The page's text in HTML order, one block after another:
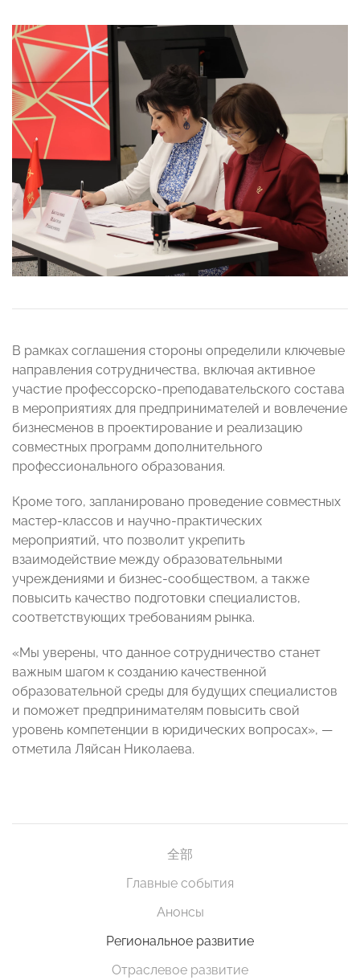
В рамках соглашения стороны определили ключевые
направления сотрудничества, включая активное
участие профессорско-преподавательского состава
в мероприятиях для предпринимателей и вовлечение
бизнесменов в проектирование и реализацию
совместных программ дополнительного
профессионального образования.
Кроме того, запланировано проведение совместных
мастер-классов и научно-практических
мероприятий, что позволит укрепить
взаимодействие между образовательными
учреждениями и бизнес-сообществом, а также
повысить качество подготовки специалистов,
соответствующих требованиям рынка.
«Мы уверены, что данное сотрудничество станет
важным шагом к созданию качественной
образовательной среды для будущих специалистов
и поможет предпринимателям повысить свой
уровень компетенции в юридических вопросах», —
отметила Ляйсан Николаева.
全部
Главные события
Анонсы
Региональное развитие
Отраслевое развитие